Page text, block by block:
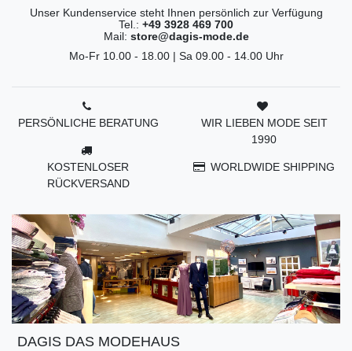
Unser Kundenservice steht Ihnen persönlich zur Verfügung
Tel.: +49 3928 469 700
Mail: store@dagis-mode.de
Mo-Fr 10.00 - 18.00 | Sa 09.00 - 14.00 Uhr
PERSÖNLICHE BERATUNG
KOSTENLOSER
RÜCKVERSAND
WIR LIEBEN MODE SEIT
1990
WORLDWIDE SHIPPING
DAGIS DAS MODEHAUS